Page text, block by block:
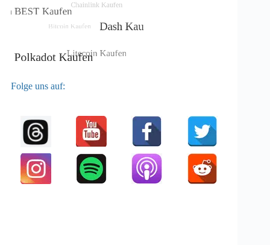
Folge uns auf: